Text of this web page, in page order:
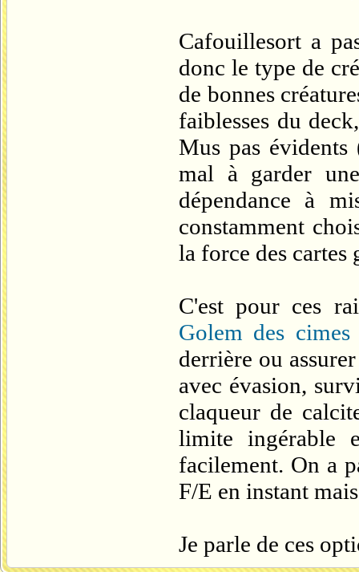
Cafouillesort a
donc le type de
de bonnes
faiblesses du
Mus pas
mal à garder
dépendance à
constamment
la force des cartes
C'est pour ces
Golem des cimes
derrière ou
avec évasion,
claqueur de
limite ingérable
facilement. On a
F/E en instant
Je parle de ces